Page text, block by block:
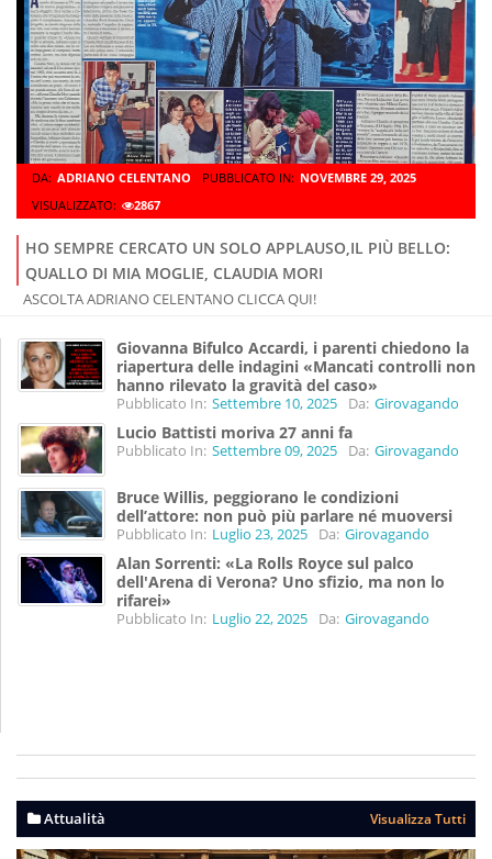
DA: ADRIANO CELENTANO PUBBLICATO IN: NOVEMBRE 29, 2025
VISUALIZZATO:
2867
HO SEMPRE CERCATO UN SOLO APPLAUSO,IL PIÙ BELLO:
QUALLO DI MIA MOGLIE, CLAUDIA MORI
ASCOLTA ADRIANO CELENTANO CLICCA QUI!
Giovanna Bifulco Accardi, i parenti chiedono la
riapertura delle indagini «Mancati controlli non
hanno rilevato la gravità del caso»
Pubblicato In: Settembre 10, 2025 Da: Girovagando
Lucio Battisti moriva 27 anni fa
Pubblicato In: Settembre 09, 2025 Da: Girovagando
Bruce Willis, peggiorano le condizioni
dell’attore: non può più parlare né muoversi
Pubblicato In: Luglio 23, 2025 Da: Girovagando
Alan Sorrenti: «La Rolls Royce sul palco
dell'Arena di Verona? Uno sfizio, ma non lo
rifarei»
Pubblicato In: Luglio 22, 2025 Da: Girovagando
Attualità Visualizza Tutti